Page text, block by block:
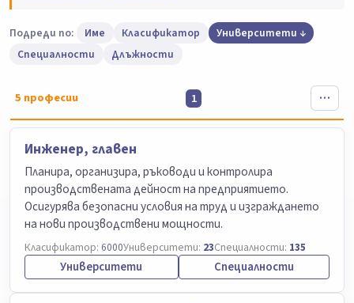
Подреди по: Име Класификатор
Университети
Специалности
Длъжности
5 професии 1
Инженер, главен
Планира, организира, ръководи и контролира
производствената дейност на предприятието.
Осигурява безопасни условия на труд и изграждането
на нови производствени мощности.
Класификатор: 6000Университети: 23Специалности: 135
Университети Специалности